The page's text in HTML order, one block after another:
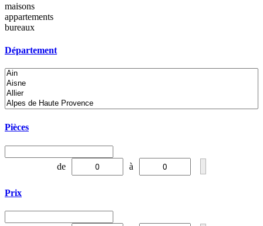
maisons
appartements
bureaux
Département
Pièces
de à
Prix